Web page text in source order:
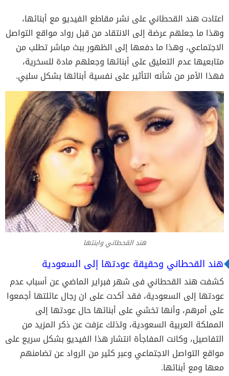
اعتادت هند القحطاني على نشر مقاطع الفيديو مع أبنائها،
وهذا ما جعلهم عرضة إلى الانتقاد من قبل رواد مواقع التواصل
الاجتماعي، وهذا ما دفعها إلى الظهور ببث مباشر تطلب من
متابعيها عدم التعليق على أبنائها وجعلهم مادة للسخرية،
فهذا الأمر من شأنه التأثير على نفسية أبنائها بشكل سلبي.
هند القحطاني وابنتها
هند القحطاني وحقيقة عودتها إلى السعودية
كشفت هند القحطاني فى شهر فبراير الماضي عن أسباب عدم
عودتها إلى السعودية، فقد أكدت على ان رجال عائلتها أجمعوا
على أمرهم، وأنها تخشي على أبنائها حال عودتها إلى
المملكة العربية السعودية، ولذلك عزفت عن ذكر المزيد من
التفاصيل، وكانت المفاجأة انتشار هذا الفيديو بشكل سريع على
مواقع التواصل الاجتماعي وعبر كثير من الرواد عن تضامنهم
معها ومع أبنائها.